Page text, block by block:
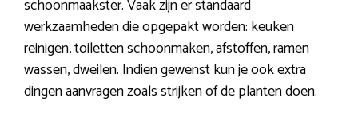
schoonmaakster. Vaak zijn er standaard
werkzaamheden die opgepakt worden: keuken
reinigen, toiletten schoonmaken, afstoffen, ramen
wassen, dweilen. Indien gewenst kun je ook extra
dingen aanvragen zoals strijken of de planten doen.